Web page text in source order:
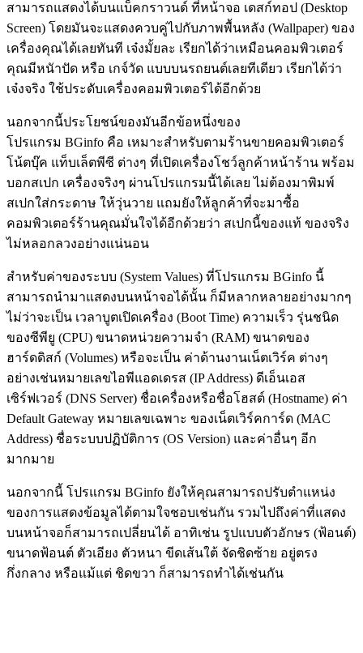
สามารถแสดงได้บนแบ็คกราวนด์ ที่หน้าจอ เดสก์ทอป (Desktop
Screen) โดยมันจะแสดงควบคู่ไปกับภาพพื้นหลัง (Wallpaper) ของ
เครื่องคุณได้เลยทันที เจ๋งมั้ยละ เรียกได้ว่าเหมือนคอมพิวเตอร์
คุณมีหนัาปัด หรือ เกจ์วัด แบบบนรถยนต์เลยทีเดียว เรียกได้ว่า
เจ๋งจริง ใช้ประดับเครื่องคอมพิวเตอร์ได้อีกด้วย
นอกจากนี้ประโยชน์ของมันอีกข้อหนึ่งของ
โปรแกรม BGinfo คือ เหมาะสำหรับตามร้านขายคอมพิวเตอร์
โน้ตบุ๊ค แท็บเล็ตพีซี ต่างๆ ที่เปิดเครื่องโชว์ลูกค้าหน้าร้าน พร้อม
บอกสเปก เครื่องจริงๆ ผ่านโปรแกรมนี้ได้เลย ไม่ต้องมาพิมพ์
สเปกใส่กระดาษ ให้วุ่นวาย แถมยังให้ลูกค้าที่จะมาซื้อ
คอมพิวเตอร์ร้านคุณมั่นใจได้อีกด้วยว่า สเปกนี้ของแท้ ของจริง
ไม่หลอกลวงอย่างแน่นอน
สำหรับค่าของระบบ (System Values) ที่โปรแกรม BGinfo นี้
สามารถนำมาแสดงบนหน้าจอได้นั้น ก็มีหลากหลายอย่างมากๆ
ไม่ว่าจะเป็น เวลาบูตเปิดเครื่อง (Boot Time) ความเร็ว รุ่นชนิด
ของซีพียู (CPU) ขนาดหน่วยความจำ (RAM) ขนาดของ
ฮาร์ดดิสก์ (Volumes) หรือจะเป็น ค่าด้านงานเน็ตเวิร์ค ต่างๆ
อย่างเช่นหมายเลขไอพีแอดเดรส (IP Address) ดีเอ็นเอส
เซิร์ฟเวอร์ (DNS Server) ชื่อเครื่องหรือชื่อโฮสต์ (Hostname) ค่า
Default Gateway หมายเลขเฉพาะ ของเน็ตเวิร์คการ์ด (MAC
Address) ชื่อระบบปฏิบัติการ (OS Version) และค่าอื่นๆ อีก
มากมาย
นอกจากนี้ โปรแกรม BGinfo ยังให้คุณสามารถปรับตำแหน่ง
ของการแสดงข้อมูลได้ตามใจชอบเช่นกัน รวมไปถึงค่าที่แสดง
บนหน้าจอก็สามารถเปลี่ยนได้ อาทิเช่น รูปแบบตัวอักษร (ฟ้อนต์)
ขนาดฟ้อนต์ ตัวเอียง ตัวหนา ขีดเส้นใต้ จัดชิดซ้าย อยู่ตรง
กึ่งกลาง หรือแม้แต่ ชิดขวา ก็สามารถทำได้เช่นกัน